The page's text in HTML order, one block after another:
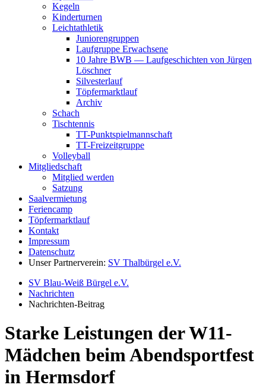
Kegeln
Kinderturnen
Leichtathletik
Juniorengruppen
Laufgruppe Erwachsene
10 Jahre BWB — Laufgeschichten von Jürgen
Löschner
Silvesterlauf
Töpfermarktlauf
Archiv
Schach
Tischtennis
TT-Punktspielmannschaft
TT-Freizeitgruppe
Volleyball
Mitgliedschaft
Mitglied werden
Satzung
Saalvermietung
Feriencamp
Töpfermarktlauf
Kontakt
Impressum
Datenschutz
Unser Partnerverein: SV Thalbürgel e.V.
SV Blau-Weiß Bürgel e.V.
Nachrichten
Nachrichten-Beitrag
Starke Leistungen der W11-
Mädchen beim Abendsportfest
in Hermsdorf